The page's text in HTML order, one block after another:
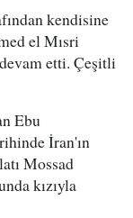
kendisine
el Mısri
etti. Çeşitli
Ebu
İran'ın
Mossad
kızıyla